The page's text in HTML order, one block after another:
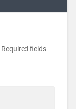
Required fields